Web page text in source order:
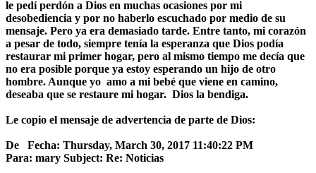
le pedí perdón a Dios en muchas ocasiones por mi
desobediencia y por no haberlo escuchado por medio de su
mensaje. Pero ya era demasiado tarde. Entre tanto, mi corazón
a pesar de todo, siempre tenía la esperanza que Dios podía
restaurar mi primer hogar, pero al mismo tiempo me decía que
no era posible porque ya estoy esperando un hijo de otro
hombre. Aunque yo amo a mi bebé que viene en camino,
deseaba que se restaure mi hogar. Dios la bendiga.
Le copio el mensaje de advertencia de parte de Dios:
De
Fecha: Thursday, March 30, 2017 11:40:22 PM
Para: mary Subject: Re: Noticias